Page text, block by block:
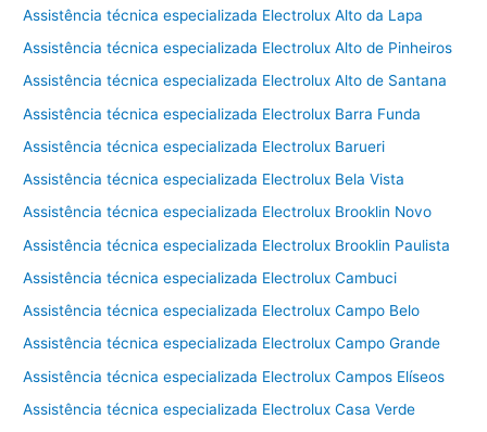
Assistência técnica especializada Electrolux Alto da Lapa
Assistência técnica especializada Electrolux Alto de Pinheiros
Assistência técnica especializada Electrolux Alto de Santana
Assistência técnica especializada Electrolux Barra Funda
Assistência técnica especializada Electrolux Barueri
Assistência técnica especializada Electrolux Bela Vista
Assistência técnica especializada Electrolux Brooklin Novo
Assistência técnica especializada Electrolux Brooklin Paulista
Assistência técnica especializada Electrolux Cambuci
Assistência técnica especializada Electrolux Campo Belo
Assistência técnica especializada Electrolux Campo Grande
Assistência técnica especializada Electrolux Campos Elíseos
Assistência técnica especializada Electrolux Casa Verde